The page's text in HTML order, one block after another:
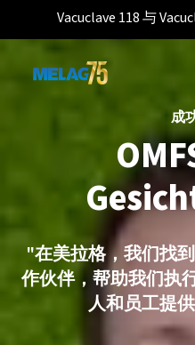
Vacuclave 118 与
成
"在美拉格，我们找
作伙伴，帮助我们执
人和员工提